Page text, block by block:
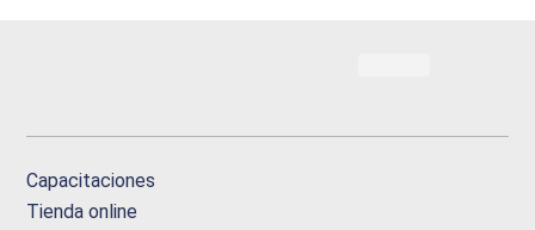
Capacitaciones
Tienda online